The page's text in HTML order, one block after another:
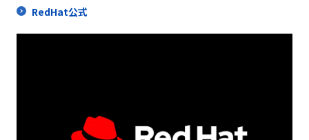
RedHat公式